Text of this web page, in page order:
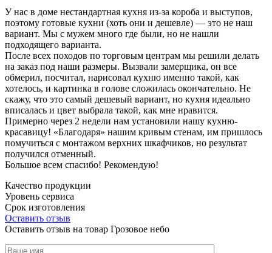
У нас в доме нестандартная кухня из-за короба и выступов,
поэтому готовые кухни (хоть они и дешевле) — это не наш
вариант. Мы с мужем много где были, но не нашли
подходящего варианта.
После всех походов по торговым центрам мы решили делать
на заказ под наши размеры. Вызвали замерщика, он все
обмерил, посчитал, нарисовал кухню именно такой, как
хотелось, и картинка в голове сложилась окончательно. Не
скажу, что это самый дешевый вариант, но кухня идеально
вписалась и цвет выбрала такой, как мне нравится.
Примерно через 2 недели нам установили нашу кухню-
красавицу! «Благодаря» нашим кривым стенам, им пришлось
помучиться с монтажом верхних шкафчиков, но результат
получился отменный.
Большое всем спасибо! Рекомендую!
Качество продукции
Уровень сервиса
Срок изготовления
Оставить отзыв
Оставить отзыв на товар Грозовое небо